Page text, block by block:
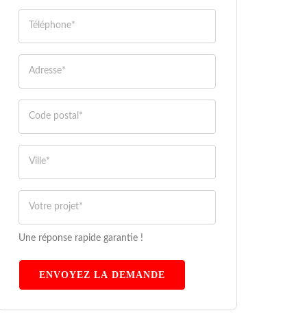
Une réponse rapide garantie !
ENVOYEZ LA DEMANDE